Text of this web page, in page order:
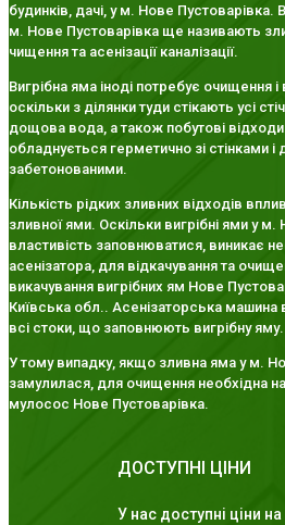
будинків, дачі, у м. Нове Пустоварівка.
м. Нове Пустоварівка ще називають
чищення та асенізації каналізації.
Вигрібна яма іноді потребує очищення
оскільки з ділянки туди стікають усі
дощова вода, а також побутові
обладнується герметично зі стінками
забетонованими.
Кількість рідких зливних відходів
зливної ями. Оскільки вигрібні ями у
властивість заповнюватися, виникає
асенізатора, для відкачування та
викачування вигрібних ям Нове
Київська обл.. Асенізаторська машина
всі стоки, що заповнюють вигрібну яму.
У тому випадку, якщо зливна яма у м.
замулилася, для очищення необхідна
мулосос Нове Пустоварівка.
ДОСТУПНІ ЦІНИ
У нас доступні ціни